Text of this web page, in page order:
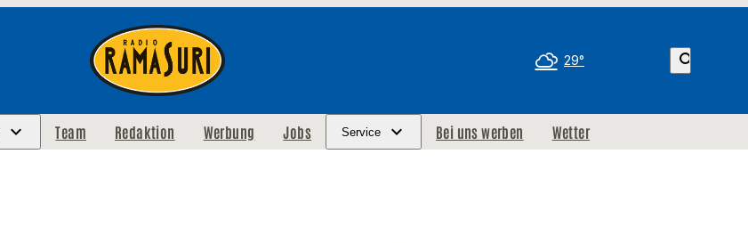
29° search
Team Redaktion Werbung Jobs Service Bei uns werben Wetter